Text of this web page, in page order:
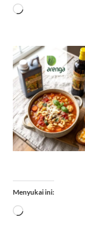
Memuat...
Menyukai ini:
Memuat...